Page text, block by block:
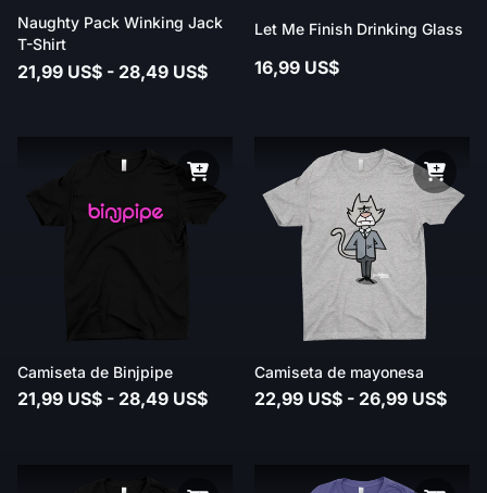
Naughty Pack Winking Jack
T-Shirt
21,99 US$ - 28,49 US$
Let Me Finish Drinking Glass
16,99 US$
Camiseta de Binjpipe
21,99 US$ - 28,49 US$
Camiseta de mayonesa
22,99 US$ - 26,99 US$